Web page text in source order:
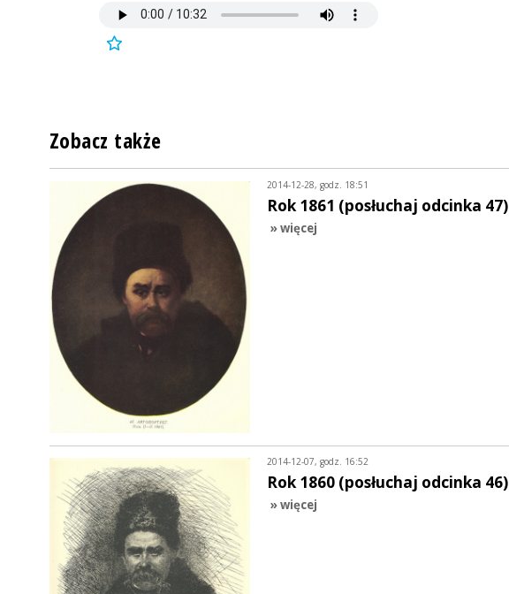
Zobacz także
2014-12-28, godz. 18:51
Rok 1861 (posłuchaj odcinka 47)
» więcej
2014-12-07, godz. 16:52
Rok 1860 (posłuchaj odcinka 46)
» więcej